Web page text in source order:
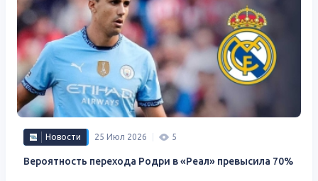
Новости 25 Июл 2026 5
Вероятность перехода Родри в «Реал» превысила 70%